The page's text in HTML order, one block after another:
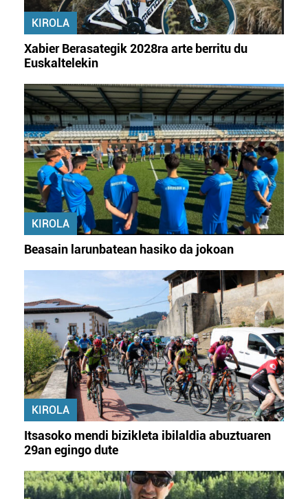
KIROLA
Xabier Berasategik 2028ra arte berritu du
Euskaltelekin
KIROLA
Beasain larunbatean hasiko da jokoan
KIROLA
Itsasoko mendi bizikleta ibilaldia abuztuaren
29an egingo dute